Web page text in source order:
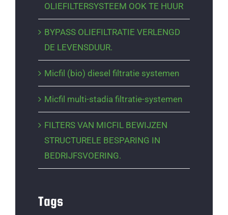
OLIEFILTERSYSTEEM OOK TE HUUR
BYPASS OLIEFILTRATIE VERLENGD
DE LEVENSDUUR.
Micfil (bio) diesel filtratie systemen
Micfil multi-stadia filtratie-systemen
FILTERS VAN MICFIL BEWIJZEN
STRUCTURELE BESPARING IN
BEDRIJFSVOERING.
Tags